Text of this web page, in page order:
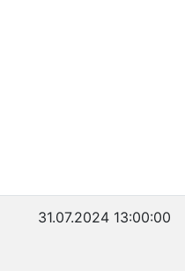
31.07.2024 13:00:00